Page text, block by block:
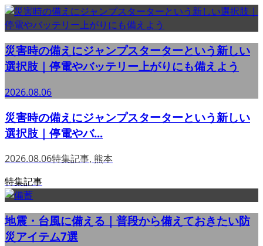
災害時の備えにジャンプスターターという新しい
選択肢｜停電やバッテリー上がりにも備えよう
2026.08.06
災害時の備えにジャンプスターターという新しい
選択肢｜停電やバ...
2026.08.06特集記事, 熊本
特集記事
地震・台風に備える｜普段から備えておきたい防
災アイテム7選